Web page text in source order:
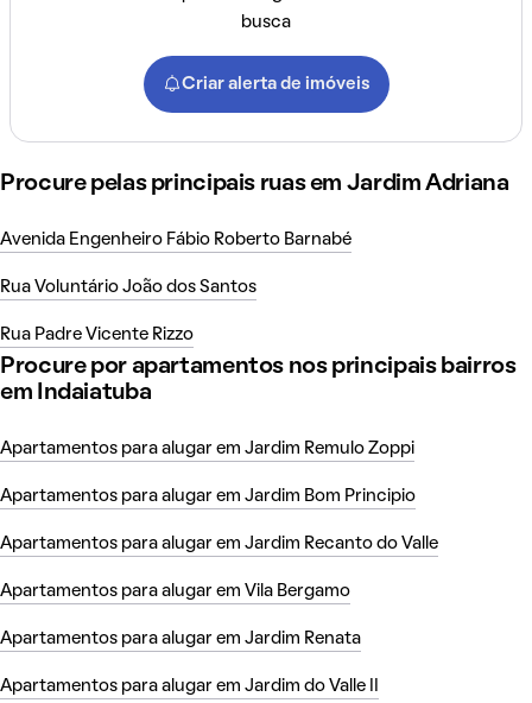
busca
Criar alerta de imóveis
Procure pelas principais ruas em Jardim Adriana
Avenida Engenheiro Fábio Roberto Barnabé
Rua Voluntário João dos Santos
Rua Padre Vicente Rizzo
Procure por apartamentos nos principais bairros
em Indaiatuba
Apartamentos para alugar em Jardim Remulo Zoppi
Apartamentos para alugar em Jardim Bom Principio
Apartamentos para alugar em Jardim Recanto do Valle
Apartamentos para alugar em Vila Bergamo
Apartamentos para alugar em Jardim Renata
Apartamentos para alugar em Jardim do Valle II